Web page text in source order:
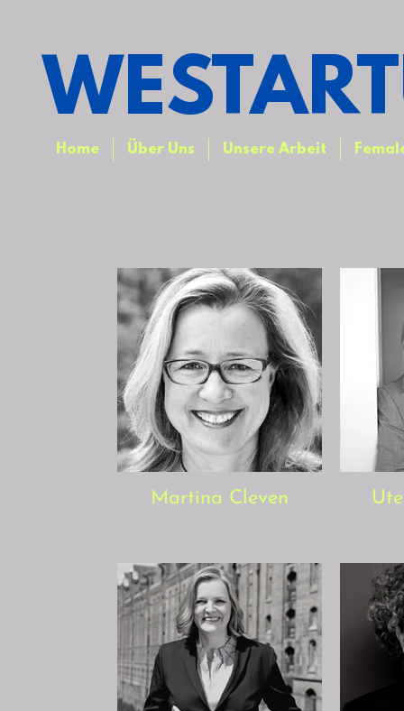
Home Über Uns Unsere Arbeit
Martina Cleven